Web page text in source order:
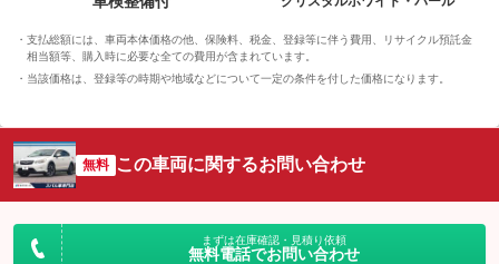
支払総額には、車両本体価格の他、保険料、税金、登録等に伴う費用、リサイクル預託金
相当額等、購入時に必要な全ての費用が含まれています。
当該価格は、登録等の時期や地域などについて一定の条件を付した価格になります。
無料 この車両に関するお問い合わせ
まずは在庫確認・見積り依頼
無料電話でお問い合わせ